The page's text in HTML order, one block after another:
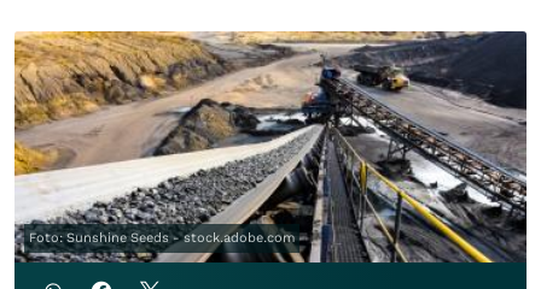
Foto: Sunshine Seeds - stock.adobe.com